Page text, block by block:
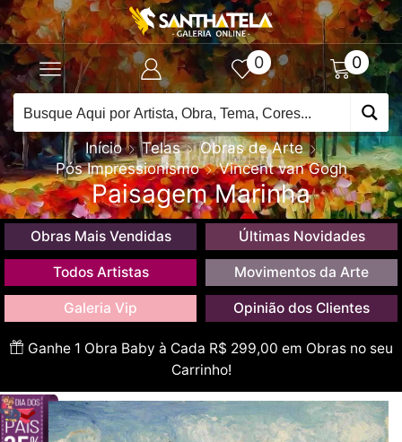
0 0
Início Telas
Obras de Arte
Pós Impressionismo
Vincent van Gogh
Paisagem Marinha
Obras Mais Vendidas Últimas Novidades
Todos Artistas Movimentos da Arte
Galeria Vip Opinião dos Clientes
Ganhe 1 Obra Baby à Cada R$ 299,00 em Obras no seu
Carrinho!